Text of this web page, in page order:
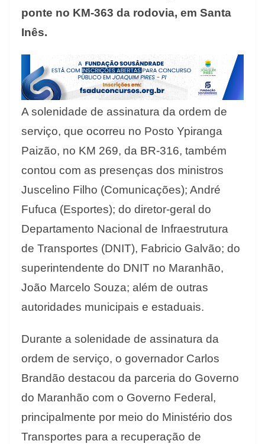
ponte no KM-363 da rodovia, em Santa
Inês.
A solenidade de assinatura da ordem de
serviço, que ocorreu no Posto Ypiranga
Paizão, no KM 269, da BR-316, também
contou com as presenças dos ministros
Juscelino Filho (Comunicações); André
Fufuca (Esportes); do diretor-geral do
Departamento Nacional de Infraestrutura
de Transportes (DNIT), Fabricio Galvão; do
superintendente do DNIT no Maranhão,
João Marcelo Souza; além de outras
autoridades municipais e estaduais.
Durante a solenidade de assinatura da
ordem de serviço, o governador Carlos
Brandão destacou da parceria do Governo
do Maranhão com o Governo Federal,
principalmente por meio do Ministério dos
Transportes para a recuperação de